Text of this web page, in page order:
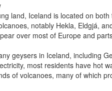
land, Iceland is located on both
notably Hekla, Eldgjá,
over most of Europe and
geysers in Iceland, including
most residents have hot
of volcanoes, many of which